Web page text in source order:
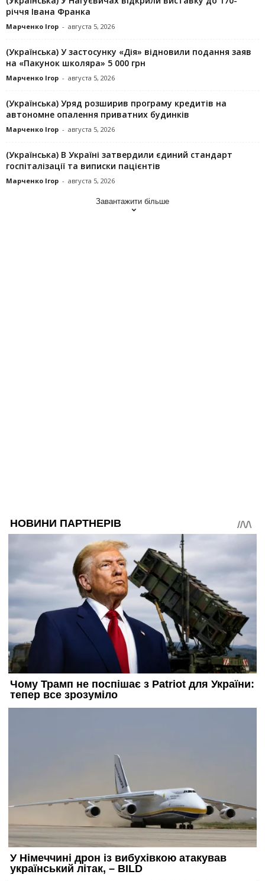
річчя Івана Франка
Марченко Ігор - августа 5, 2026
(Українська) У застосунку «Дія» відновили подання заяв
на «Пакунок школяра» 5 000 грн
Марченко Ігор - августа 5, 2026
(Українська) Уряд розширив програму кредитів на
автономне опалення приватних будинків
Марченко Ігор - августа 5, 2026
(Українська) В Україні затвердили єдиний стандарт
госпіталізації та виписки пацієнтів
Марченко Ігор - августа 5, 2026
Завантажити більше